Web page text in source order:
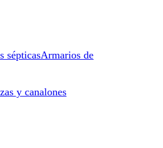
sépticasArmarios de
y canalones